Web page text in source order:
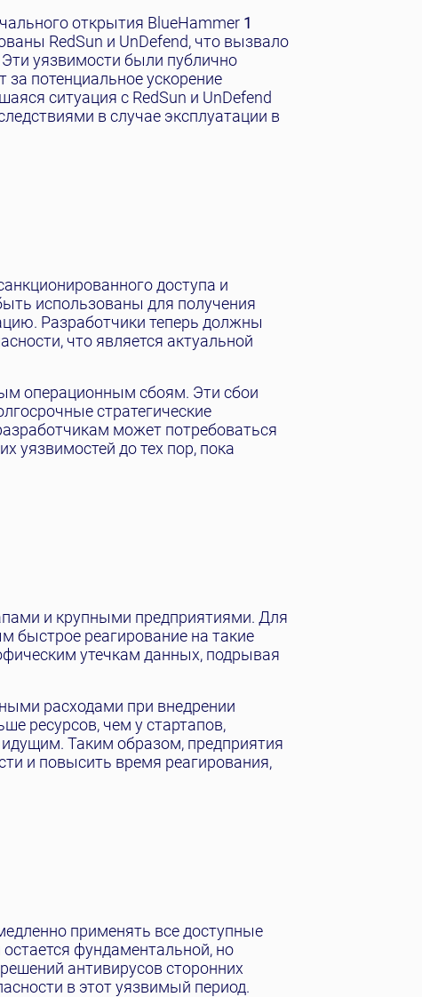
открытия BlueHammer 1
RedSun и UnDefend, что вызвало
Эти уязвимости были публично
за потенциальное ускорение
ситуация с RedSun и UnDefend
в случае эксплуатации в
доступа и
использованы для получения
Разработчики теперь должны
что является актуальной
операционным сбоям. Эти сбои
стратегические
может потребоваться
уязвимостей до тех пор, пока
и крупными предприятиями. Для
быстрое реагирование на такие
утечкам данных, подрывая
расходами при внедрении
ресурсов, чем у стартапов,
Таким образом, предприятия
и повысить время реагирования,
применять все доступные
фундаментальной, но
антивирусов сторонних
в этот уязвимый период.